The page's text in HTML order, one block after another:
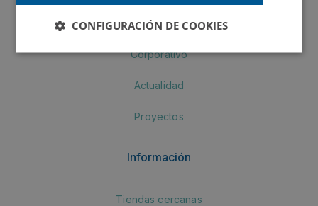
Productos
Corporativo
Actualidad
Proyectos
Información
Tiendas cercanas
CONFIGURACIÓN DE COOKIES